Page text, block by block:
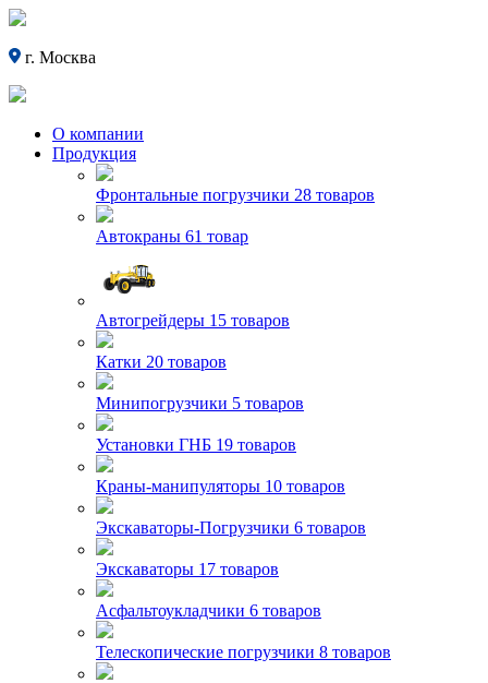
г. Москва
О компании
Продукция
Фронтальные погрузчики 28 товаров
Автокраны 61 товар
Автогрейдеры 15 товаров
Катки 20 товаров
Минипогрузчики 5 товаров
Установки ГНБ 19 товаров
Краны-манипуляторы 10 товаров
Экскаваторы-Погрузчики 6 товаров
Экскаваторы 17 товаров
Асфальтоукладчики 6 товаров
Телескопические погрузчики 8 товаров